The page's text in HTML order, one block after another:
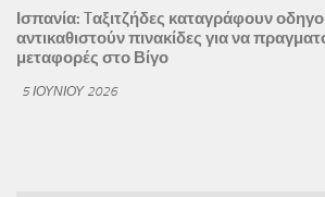
Ισπανία: Tαξιτζήδες καταγράφουν
αντικαθιστούν πινακίδες για να
μεταφορές στο Βίγο
5 ΙΟΥΝΊΟΥ 2026